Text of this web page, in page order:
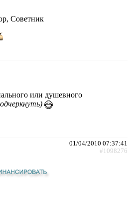
Советник
или душевного
01/04/2010 07:37:41
#1098276